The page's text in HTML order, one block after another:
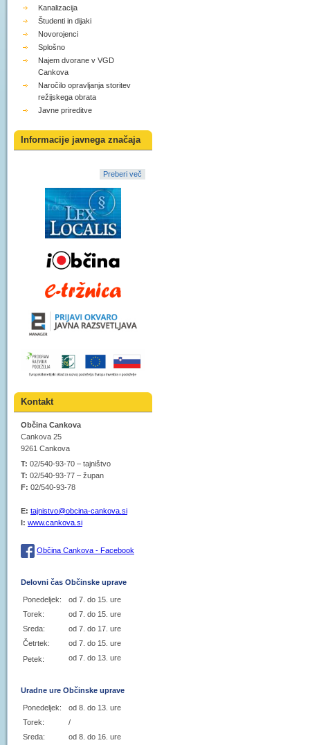
Kanalizacija
Študenti in dijaki
Novorojenci
Splošno
Najem dvorane v VGD
Cankova
Naročilo opravljanja storitev
režijskega obrata
Javne prireditve
Informacije javnega značaja
Preberi več
Kontakt
Občina Cankova
Cankova 25
9261 Cankova
T: 02/540-93-70 – tajništvo
T: 02/540-93-77 – župan
F: 02/540-93-78
E: tajnistvo@obcina-cankova.si
I: www.cankova.si
Občina Cankova - Facebook
Delovni čas Občinske uprave
Ponedeljek:
od 7. do 15. ure
Torek:
od 7. do 15. ure
Sreda:
od 7. do 17. ure
Četrtek:
od 7. do 15. ure
Petek:
od 7. do 13. ure
Uradne ure Občinske uprave
Ponedeljek:
od 8. do 13. ure
Torek:
/
Sreda:
od 8. do 16. ure